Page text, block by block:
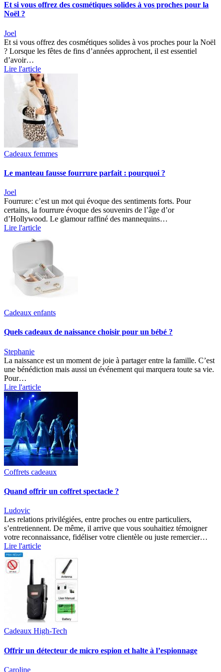
Et si vous offrez des cosmétiques solides à vos proches pour la
Noël ?
Joel
Et si vous offrez des cosmétiques solides à vos proches pour la Noël
? Lorsque les fêtes de fins d’années approchent, il est essentiel
d’avoir…
Lire l'article
Cadeaux femmes
Le manteau fausse fourrure parfait : pourquoi ?
Joel
Fourrure: c’est un mot qui évoque des sentiments forts. Pour
certains, la fourrure évoque des souvenirs de l’âge d’or
d’Hollywood. Le glamour raffiné des mannequins…
Lire l'article
Cadeaux enfants
Quels cadeaux de naissance choisir pour un bébé ?
Stephanie
La naissance est un moment de joie à partager entre la famille. C’est
une bénédiction mais aussi un événement qui marquera toute sa vie.
Pour…
Lire l'article
Coffrets cadeaux
Quand offrir un coffret spectacle ?
Ludovic
Les relations privilégiées, entre proches ou entre particuliers,
s’entretiennent. De même, il arrive que vous souhaitiez témoigner
votre reconnaissance, fidéliser votre clientèle ou juste remercier…
Lire l'article
Cadeaux High-Tech
Offrir un détecteur de micro espion et halte à l’espionnage
Caroline